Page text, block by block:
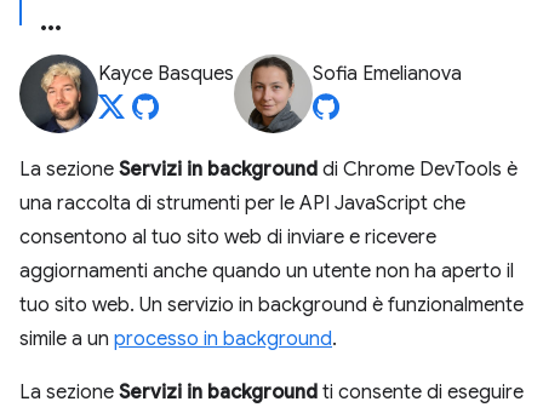
Kayce Basques Sofia Emelianova
La sezione Servizi in background di Chrome DevTools è
una raccolta di strumenti per le API JavaScript che
consentono al tuo sito web di inviare e ricevere
aggiornamenti anche quando un utente non ha aperto il
tuo sito web. Un servizio in background è funzionalmente
simile a un processo in background.
La sezione Servizi in background ti consente di eseguire